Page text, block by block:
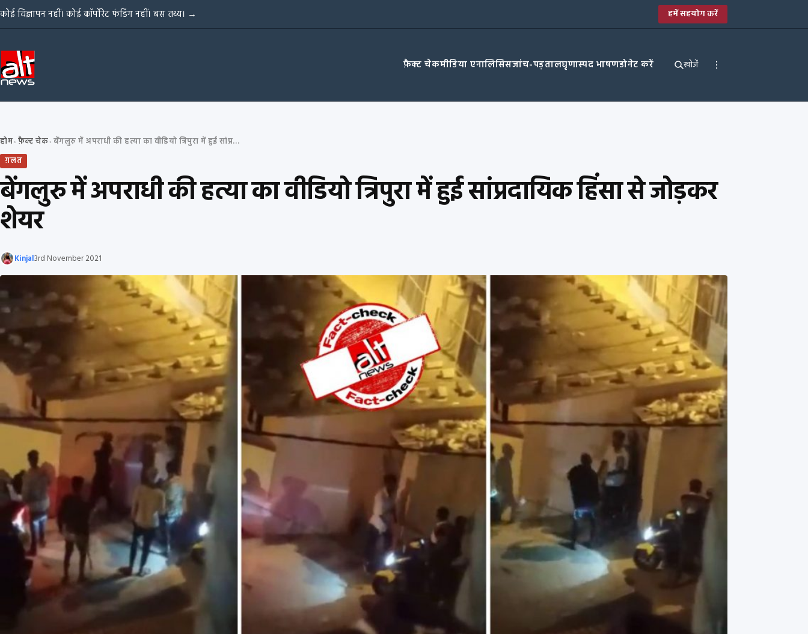
Skip to content
कोई विज्ञापन नहीं। कोई कॉर्पोरेट फंडिंग नहीं। बस तथ्य। → हमें सहयोग करें
फ़ैक्ट चेकमीडिया एनालिसिसजांच-पड़तालघृणास्पद भाषणडोनेट करें खोजें
होम› फ़ैक्ट चेक›
बेंगलुरु में अपराधी की हत्या का वीडियो त्रिपुरा में हुई सांप्रदायिक हिंसा से जोड़कर शेयर
ग़लत
बेंगलुरु में अपराधी की हत्या का वीडियो त्रिपुरा में हुई सांप्रदायिक हिंसा से जोड़कर
शेयर
Kinjal3rd November 2021